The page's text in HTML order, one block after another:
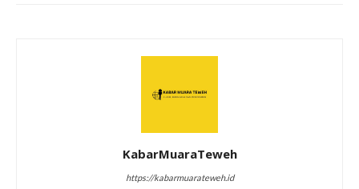
KabarMuaraTeweh
https://kabarmuarateweh.id